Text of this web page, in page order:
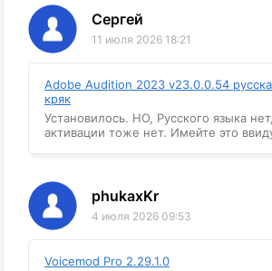
Сергей
11 июля 2026 18:21
Adobe Audition 2023 v23.0.0.54
кряк
Установилось. НО, Русского языка
активации тоже нет. Имейте это
phukaxKr
4 июля 2026 09:53
Voicemod Pro 2.29.1.0